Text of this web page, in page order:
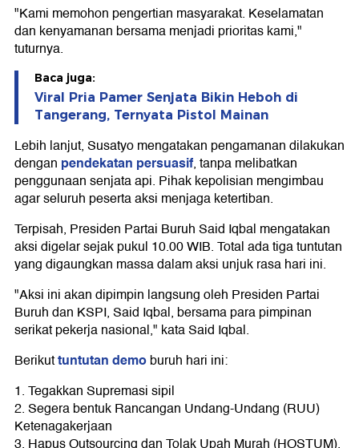
"Kami memohon pengertian masyarakat. Keselamatan
dan kenyamanan bersama menjadi prioritas kami,"
tuturnya.
Baca juga:
Viral Pria Pamer Senjata Bikin Heboh di
Tangerang, Ternyata Pistol Mainan
Lebih lanjut, Susatyo mengatakan pengamanan dilakukan
dengan pendekatan persuasif, tanpa melibatkan
penggunaan senjata api. Pihak kepolisian mengimbau
agar seluruh peserta aksi menjaga ketertiban.
Terpisah, Presiden Partai Buruh Said Iqbal mengatakan
aksi digelar sejak pukul 10.00 WIB. Total ada tiga tuntutan
yang digaungkan massa dalam aksi unjuk rasa hari ini.
"Aksi ini akan dipimpin langsung oleh Presiden Partai
Buruh dan KSPI, Said Iqbal, bersama para pimpinan
serikat pekerja nasional," kata Said Iqbal.
Berikuttuntutan demoburuh hari ini:
1. Tegakkan Supremasi sipil
2. Segera bentuk Rancangan Undang-Undang (RUU)
Ketenagakerjaan